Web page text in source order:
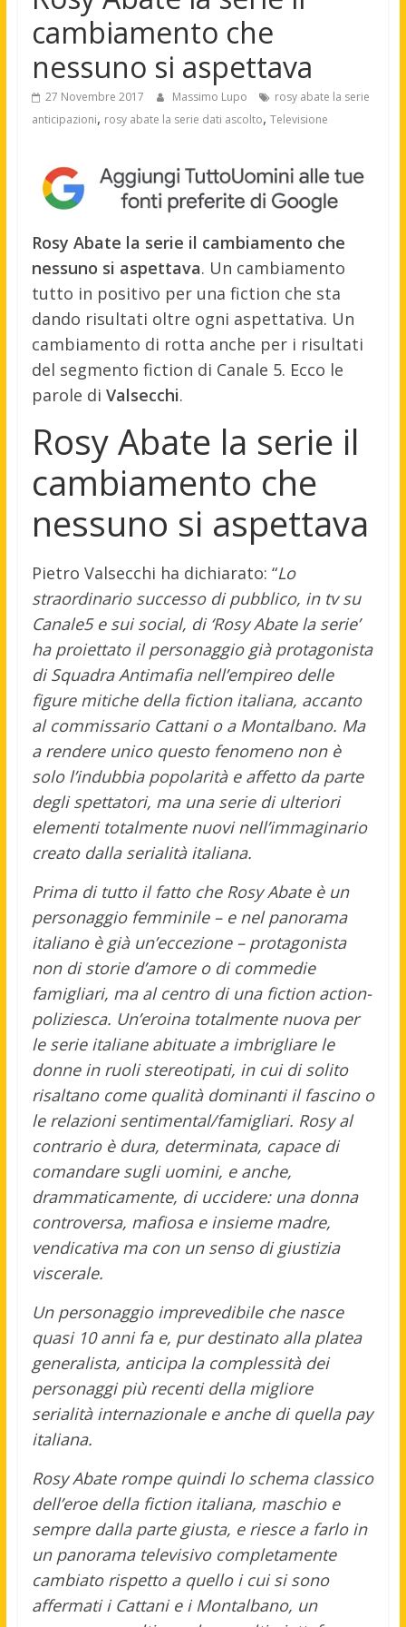
cambiamento che
nessuno si aspettava
27 Novembre 2017 Massimo Lupo
rosy abate la serie
anticipazioni, rosy abate la serie dati ascolto, Televisione
Rosy Abate la serie il cambiamento che
nessuno si aspettava. Un cambiamento
tutto in positivo per una fiction che sta
dando risultati oltre ogni aspettativa. Un
cambiamento di rotta anche per i risultati
del segmento fiction di Canale 5. Ecco le
parole di Valsecchi.
Rosy Abate la serie il
cambiamento che
nessuno si aspettava
Pietro Valsecchi ha dichiarato: “Lo
straordinario successo di pubblico, in tv su
Canale5 e sui social, di ‘Rosy Abate la serie’
ha proiettato il personaggio già protagonista
di Squadra Antimafia nell’empireo delle
figure mitiche della fiction italiana, accanto
al commissario Cattani o a Montalbano. Ma
a rendere unico questo fenomeno non è
solo l’indubbia popolarità e affetto da parte
degli spettatori, ma una serie di ulteriori
elementi totalmente nuovi nell’immaginario
creato dalla serialità italiana.
Prima di tutto il fatto che Rosy Abate è un
personaggio femminile – e nel panorama
italiano è già un’eccezione – protagonista
non di storie d’amore o di commedie
famigliari, ma al centro di una fiction action-
poliziesca. Un’eroina totalmente nuova per
le serie italiane abituate a imbrigliare le
donne in ruoli stereotipati, in cui di solito
risaltano come qualità dominanti il fascino o
le relazioni sentimental/famigliari. Rosy al
contrario è dura, determinata, capace di
comandare sugli uomini, e anche,
drammaticamente, di uccidere: una donna
controversa, mafiosa e insieme madre,
vendicativa ma con un senso di giustizia
viscerale.
Un personaggio imprevedibile che nasce
quasi 10 anni fa e, pur destinato alla platea
generalista, anticipa la complessità dei
personaggi più recenti della migliore
serialità internazionale e anche di quella pay
italiana.
Rosy Abate rompe quindi lo schema classico
dell’eroe della fiction italiana, maschio e
sempre dalla parte giusta, e riesce a farlo in
un panorama televisivo completamente
cambiato rispetto a quello i cui si sono
affermati i Cattani e i Montalbano, un